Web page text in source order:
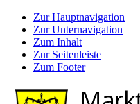
Zur Hauptnavigation
Zur Unternavigation
Zum Inhalt
Zur Seitenleiste
Zum Footer